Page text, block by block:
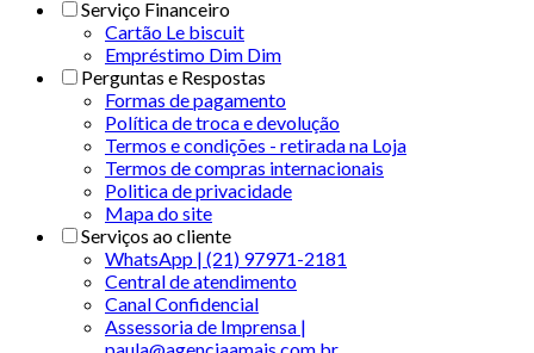
Serviço Financeiro
Cartão Le biscuit
Empréstimo Dim Dim
Perguntas e Respostas
Formas de pagamento
Política de troca e devolução
Termos e condições - retirada na Loja
Termos de compras internacionais
Politica de privacidade
Mapa do site
Serviços ao cliente
WhatsApp | (21) 97971-2181
Central de atendimento
Canal Confidencial
Assessoria de Imprensa |